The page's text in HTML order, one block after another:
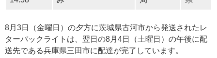
8月3日（金曜日）の夕方に茨城県古河市から発送されたレ
ターパックライトは、翌日の8月4日（土曜日）の午後に配
送先である兵庫県三田市に配達が完了しています。